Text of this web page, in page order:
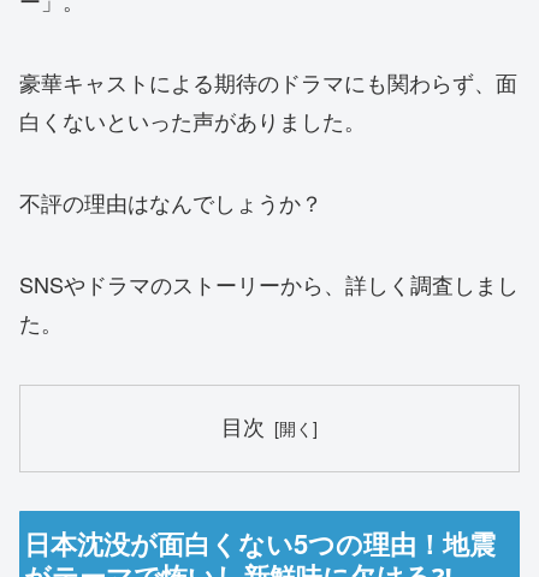
豪華キャストによる期待のドラマにも関わらず、面
白くないといった声がありました。
不評の理由はなんでしょうか？
SNSやドラマのストーリーから、詳しく調査しまし
た。
目次
日本沈没が面白くない5つの理由！地震